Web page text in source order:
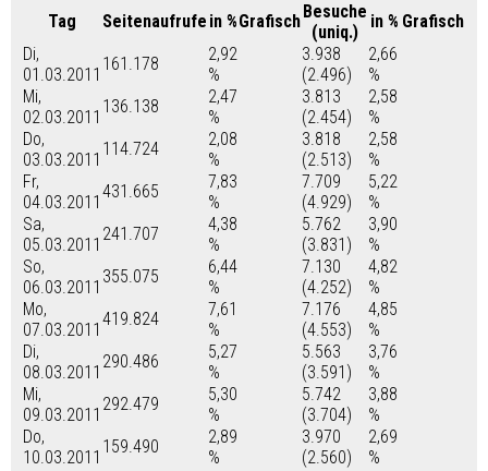
Tag Seitenaufrufe in %GrafischBesuche
(uniq.)
in % Grafisch
Di,
01.03.2011
161.178
2,92
%
3.938
(2.496)
2,66
%
Mi,
02.03.2011
136.138
2,47
%
3.813
(2.454)
2,58
%
Do,
03.03.2011
114.724
2,08
%
3.818
(2.513)
2,58
%
Fr,
04.03.2011
431.665
7,83
%
7.709
(4.929)
5,22
%
Sa,
05.03.2011
241.707
4,38
%
5.762
(3.831)
3,90
%
So,
06.03.2011
355.075
6,44
%
7.130
(4.252)
4,82
%
Mo,
07.03.2011
419.824
7,61
%
7.176
(4.553)
4,85
%
Di,
08.03.2011
290.486
5,27
%
5.563
(3.591)
3,76
%
Mi,
09.03.2011
292.479
5,30
%
5.742
(3.704)
3,88
%
Do,
10.03.2011
159.490
2,89
%
3.970
(2.560)
2,69
%